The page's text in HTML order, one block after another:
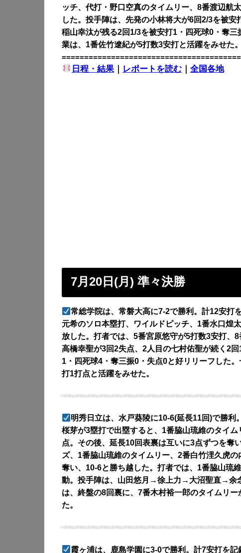
ッチ、代打・野口空真のタイムリー、8番渡辺航
した。投手陣は、先発の小林将大が6回2/3を被
稲山幸汰が残る2回1/3を被安打1・四死球0・奪
業は、1番佐竹遼紀が5打数3安打と活躍をみせた。
日程・結果｜ レポートを読む｜ 全国各地
7月20日(月) 準々決勝
常総学院は、常磐大高に7-2で勝利。計12安打
元希のソロ本塁打、ワイルドピッチ、1番水口煌
放した。打者では、5番宮原悠守が5打数3安打、
高橋幸聖が3回2失点、2人目の七村佑聖が続く2
1・四死球4・奪三振0・失点0と好リリーフした
打1打点と活躍をみせた。
明秀日立は、水戸葵陵に10-6(延長11回)で勝
桜芽が3塁打で出塁すると、1番脇山琉維のタイ
点。その後、延長10回表裏は互いに3点ずつを奪
ズ、1番脇山琉維のタイムリー、2番白竹浬久虎
奪い、10-6と勝ち越した。打者では、1番脇山琉
動。投手陣は、山田悠月→徐上力→大沼聖直→余
は、終盤の8回裏に、7番木村裕一郎のタイムリ
た。
霞ヶ浦は、鹿島学園に3-0で勝利。計7安打を